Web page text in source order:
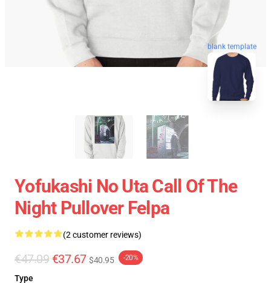
blank template
Yofukashi No Uta Call Of The
Night Pullover Felpa
(2 customer reviews)
€47.09 €37.67 $40.95 -20%
Type